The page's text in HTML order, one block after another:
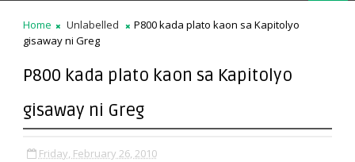
Home Unlabelled
P800 kada plato kaon sa Kapitolyo
gisaway ni Greg
P800 kada plato kaon sa Kapitolyo
gisaway ni Greg
Friday, February 26, 2010